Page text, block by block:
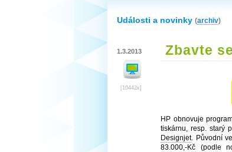
Události a novinky (archiv)
1.3.2013
[10442x]
Zbavte
HP obnovuje
tiskárnu, resp. starý
Designjet. Původní
83.000,-Kč (podle